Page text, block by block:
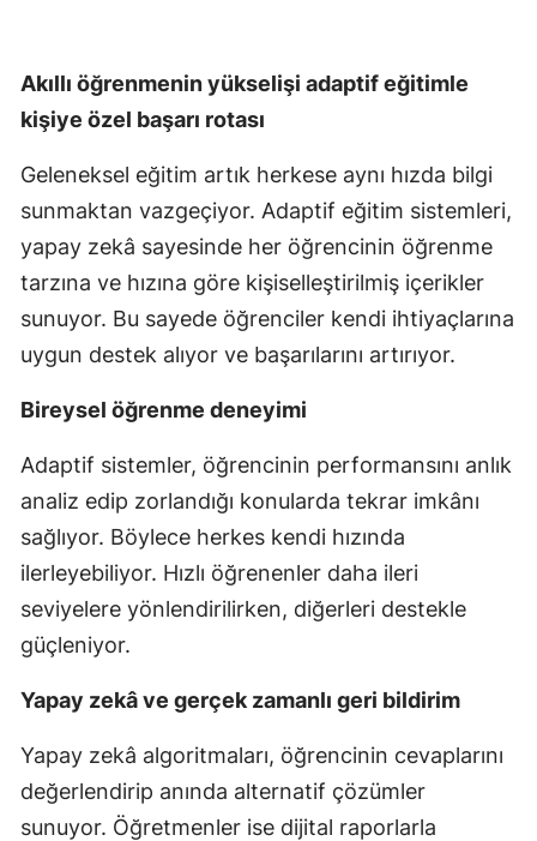
Akıllı öğrenmenin yükselişi adaptif eğitimle
kişiye özel başarı rotası
Geleneksel eğitim artık herkese aynı hızda bilgi
sunmaktan vazgeçiyor. Adaptif eğitim sistemleri,
yapay zekâ sayesinde her öğrencinin öğrenme
tarzına ve hızına göre kişiselleştirilmiş içerikler
sunuyor. Bu sayede öğrenciler kendi ihtiyaçlarına
uygun destek alıyor ve başarılarını artırıyor.
Bireysel öğrenme deneyimi
Adaptif sistemler, öğrencinin performansını anlık
analiz edip zorlandığı konularda tekrar imkânı
sağlıyor. Böylece herkes kendi hızında
ilerleyebiliyor. Hızlı öğrenenler daha ileri
seviyelere yönlendirilirken, diğerleri destekle
güçleniyor.
Yapay zekâ ve gerçek zamanlı geri bildirim
Yapay zekâ algoritmaları, öğrencinin cevaplarını
değerlendirip anında alternatif çözümler
sunuyor. Öğretmenler ise dijital raporlarla